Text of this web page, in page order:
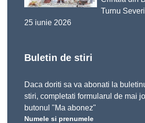
Turnu
25 iunie 2026
Buletin de stiri
Daca doriti sa va abonati la
stiri, completati formularul de mai
butonul "Ma abonez"
Numele si prenumele